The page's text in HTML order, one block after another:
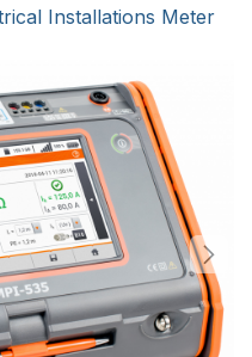
Installations Meter